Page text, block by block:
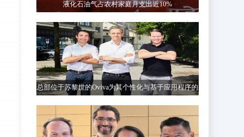
液化石油气占农村家庭月支出近10%
总部位于苏黎世的Oviva为其个性化与基于应用程序的